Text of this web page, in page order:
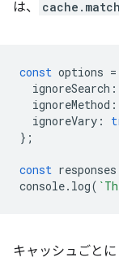
は、
const options =
ignoreSearch :
ignoreMethod :
ignoreVary :
};
const responses
console. log(
キャッシュごとに